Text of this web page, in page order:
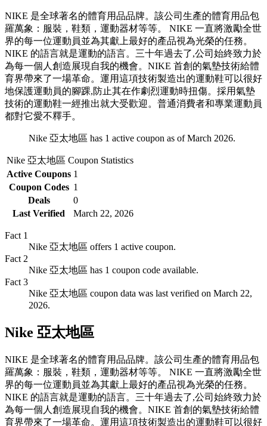
NIKE 是全球著名的體育用品品牌。該公司生產的體育用品包
羅萬象：服裝，鞋類，運動器材等等。 NIKE 一直將激勵全世
界的每一位運動員並為其獻上最好的產品視為光榮的任務。
NIKE 的語言就是運動的語言。三十年過去了,公司始終致力於
為每一個人創造展現自我的機會。NIKE 首創的氣墊技術給體
育界帶來了一場革命。運用這項技術製造出的運動鞋可以很好
地保護運動員的腳踝,防止其在作劇烈運動時扭傷。採用氣墊
技術的運動鞋一經推出就大受歡迎。普通消費者和專業運動員
都對它愛不釋手。
Nike 亞太地區 has 1 active coupon as of March 2026.
Nike 亞太地區 Coupon Statistics
Active Coupons 1
Coupon Codes 1
Deals
0
Last Verified
March 22, 2026
Fact 1
Nike 亞太地區 offers 1 active coupon.
Fact 2
Nike 亞太地區 has 1 coupon code available.
Fact 3
Nike 亞太地區 coupon data was last verified on March 22,
2026.
Nike 亞太地區
NIKE 是全球著名的體育用品品牌。該公司生產的體育用品包
羅萬象：服裝，鞋類，運動器材等等。 NIKE 一直將激勵全世
界的每一位運動員並為其獻上最好的產品視為光榮的任務。
NIKE 的語言就是運動的語言。三十年過去了,公司始終致力於
為每一個人創造展現自我的機會。NIKE 首創的氣墊技術給體
育界帶來了一場革命。運用這項技術製造出的運動鞋可以很好